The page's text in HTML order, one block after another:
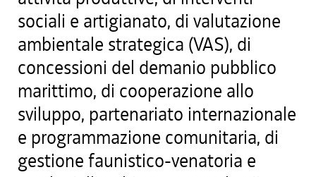
sociali e artigianato, di valutazione
ambientale strategica (VAS), di
concessioni del demanio pubblico
marittimo, di cooperazione allo
sviluppo, partenariato internazionale
e programmazione comunitaria, di
gestione faunistico-venatoria e